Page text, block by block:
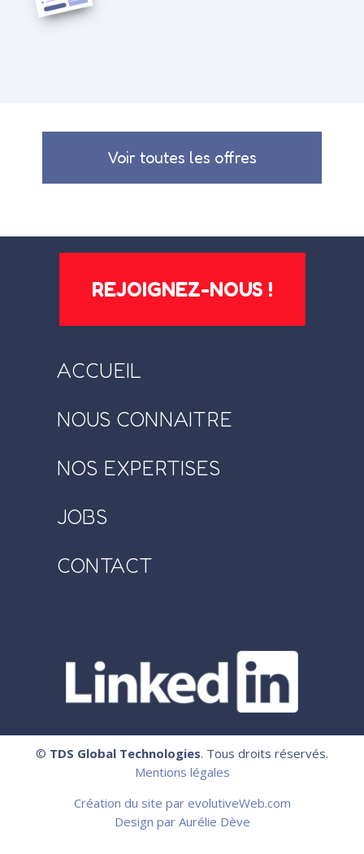
Voir toutes les offres
ACCUEIL
NOUS CONNAITRE
NOS EXPERTISES
JOBS
CONTACT
REJOIGNEZ-NOUS !
© TDS Global Technologies. Tous droits réservés.
Mentions légales
Création du site par evolutiveWeb.com
Design par Aurélie Dève